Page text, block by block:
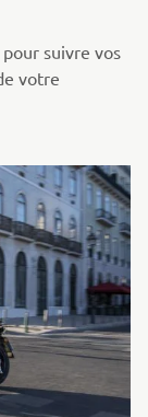
suivre vos
votre